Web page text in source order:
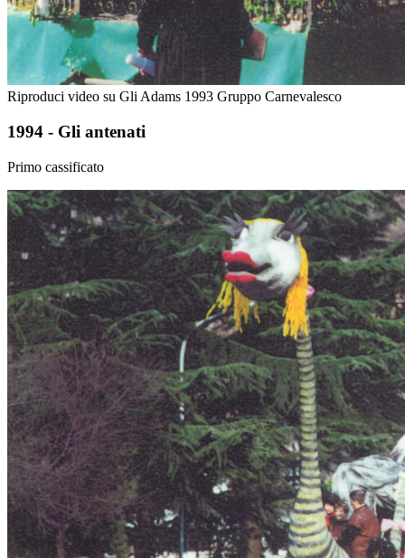
Riproduci video su Gli Adams 1993 Gruppo Carnevalesco
1994 - Gli antenati
Primo cassificato